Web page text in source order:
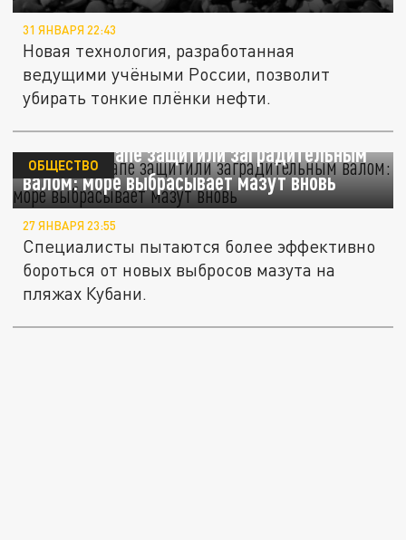
31 ЯНВАРЯ 22:43
Новая технология, разработанная
ведущими учёными России, позволит
убирать тонкие плёнки нефти.
Пляжи в Анапе защитили заградительным
валом: море выбрасывает мазут вновь
ОБЩЕСТВО
27 ЯНВАРЯ 23:55
Специалисты пытаются более эффективно
бороться от новых выбросов мазута на
пляжах Кубани.